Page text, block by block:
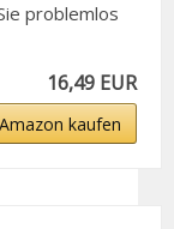
problemlos
16,49 EUR
kaufen